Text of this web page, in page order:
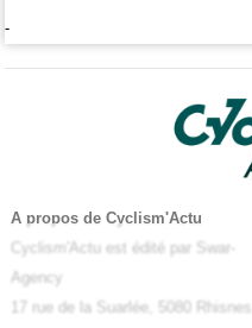
-
A propos de Cyclism'Actu
Cyclism'Actu est édité par Swar-
Agency
17 rue de la Suarlée, 5080 Rhisnes